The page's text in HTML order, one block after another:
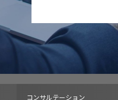
コンサルテーション